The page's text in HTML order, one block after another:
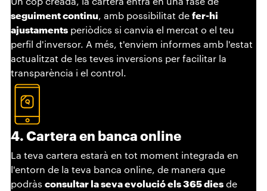
seguiment continu, amb possibilitat de fer-hi
ajustamentsperiòdics si canvia el mercat o el teu
perfil d'inversor. A més, t'enviem informes amb l'estat
actualitzat de les teves inversions per facilitar la
transparència i el control.
4. Cartera en banca online
La teva cartera estarà en tot moment integrada en
l'entorn de la teva banca online, de manera que
podràs consultar la seva evolució els 365 diesde